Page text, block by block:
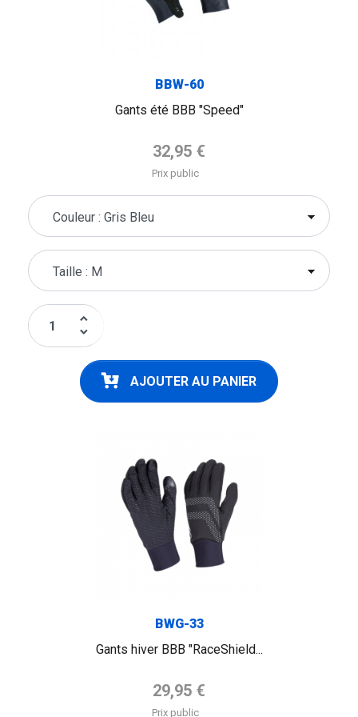
BBW-60
Gants été BBB "Speed"
Prix de base
32,95 €
Prix public
keyboard_arrow_up
keyboard_arrow_down
AJOUTER AU PANIER
BWG-33
Gants hiver BBB "RaceShield...
Prix de base
29,95 €
Prix public